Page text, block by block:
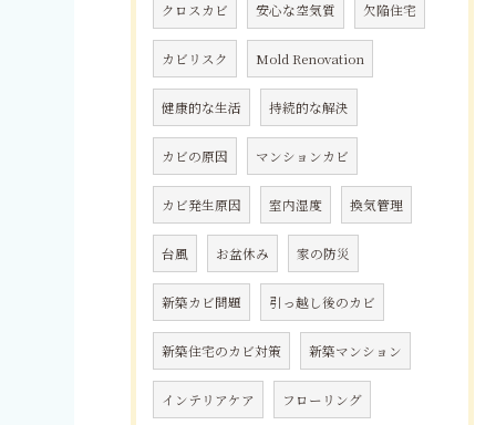
クロスカビ 安心な空気質 欠陥住宅
カビリスク Mold Renovation
健康的な生活 持続的な解決
カビの原因 マンションカビ
カビ発生原因 室内湿度 換気管理
台風 お盆休み 家の防災
新築カビ問題 引っ越し後のカビ
新築住宅のカビ対策 新築マンション
インテリアケア フローリング